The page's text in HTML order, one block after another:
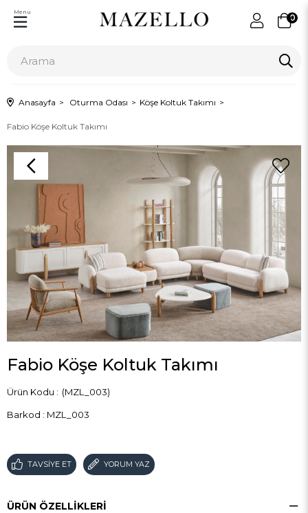
0
Menu
Anasayfa Oturma Odası Köşe Koltuk Takımı
Fabio Köşe Koltuk Takımı
Fabio Köşe Koltuk Takımı
(MZL_003)
Barkod : MZL_003
TAVSIYE ET YORUM YAZ
ÜRÜN ÖZELLIKLERI